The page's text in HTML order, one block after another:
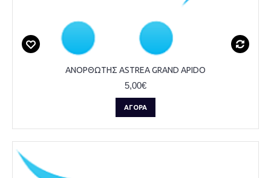
ΑΝΟΡΘΩΤΗΣ ASTREA GRAND APIDO
5,00€
ΑΓΟΡΆ